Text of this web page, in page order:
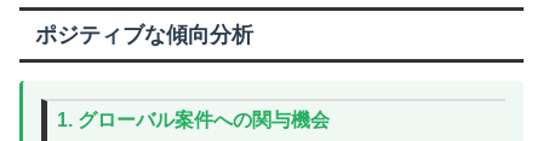
ポジティブな傾向分析
1. グローバル案件への関与機会